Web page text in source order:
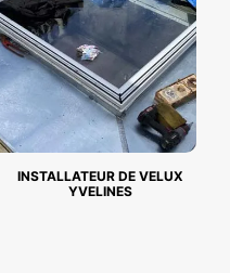
INSTALLATEUR DE VELUX
YVELINES